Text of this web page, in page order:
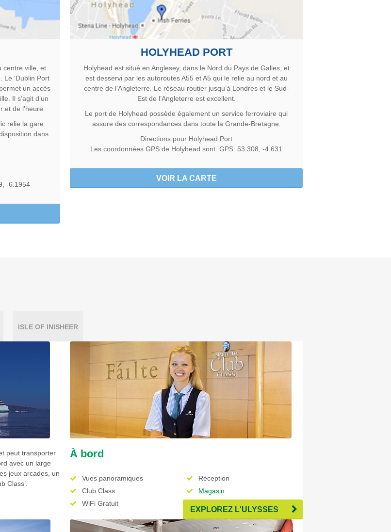
centre ville , et
Le ‘Dublin Port
un accès
Il s’agit d’un
de l’heure.
relie la gare
dans
-6.1954
HOLYHEAD PORT
Holyhead est situé en Anglesey, dans le Nord du Pays de Galles, et
est desservi par les autoroutes A55 et A5 qui le relie au nord et au
centre de l’Angleterre. Le réseau routier jusqu’à Londres et le Sud-
Est de l’Angleterre est excellent.
Le port de Holyhead possède également un service ferroviaire qui
assure des correspondances dans toute la Grande-Bretagne.
Directions pour Holyhead Port
Les coordonnées GPS de Holyhead sont: GPS: 53.308, -4.631
VOIR LA CARTE
ISLE OF INISHEER
peut transporter
avec un large
jeux arcades, un
Class’.
À bord
Vues panoramiques
Réception
Club Class
Magasin
WiFi Gratuit
EXPLOREZ L'ULYSSES